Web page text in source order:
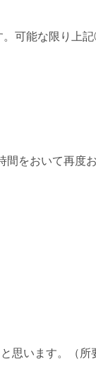
可能な限り上
をおいて再度
思います。（所